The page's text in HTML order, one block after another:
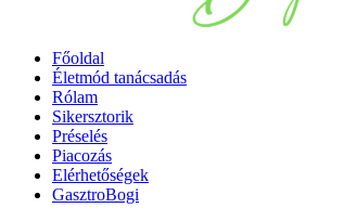
Főoldal
Életmód tanácsadás
Rólam
Sikersztorik
Préselés
Piacozás
Elérhetőségek
GasztroBogi